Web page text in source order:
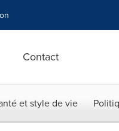
Contact
et style de vie